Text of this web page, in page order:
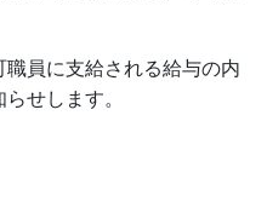
員に支給される給与の内
せします。